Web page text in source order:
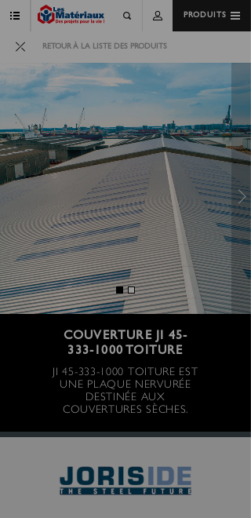
PRODUITS
RETOUR À LA LISTE DES PRODUITS
COUVERTURE JI 45-
333-1000 TOITURE
JI 45-333-1000 TOITURE EST
UNE PLAQUE NERVURÉE
DESTINÉE AUX
COUVERTURES SÈCHES.